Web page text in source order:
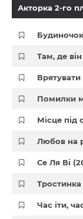
Акторка 2-го
Там, де
Врятувати
Помилки
Місце під
Любов на
Се Ля Ві
Тростинка
Час іти,